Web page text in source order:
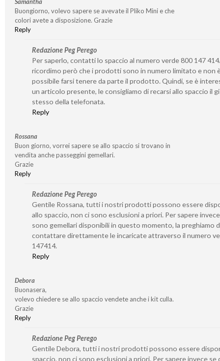
Buongiorno, volevo sapere se avevate il Pliko Mini e che
colori avete a disposizione. Grazie
Reply
Redazione Peg Perego
Per saperlo, contatti lo spaccio al numero verde 800 147
ricordimo però che i prodotti sono in numero limitato e non
possibile farsi tenere da parte il prodotto. Quindi, se è
un articolo presente, le consigliamo di recarsi allo spaccio il
stesso della telefonata.
Reply
Rossana
Buon giorno, vorrei sapere se allo spaccio si trovano in
vendita anche passeggini gemellari.
Grazie
Reply
Redazione Peg Perego
Gentile Rossana, tutti i nostri prodotti possono essere
allo spaccio, non ci sono esclusioni a priori. Per sapere
sono gemellari disponibili in questo momento, la preghiamo
contattare direttamente le incaricate attraverso il numero
147414.
Reply
Debora
Buonasera,
volevo chiedere se allo spaccio vendete anche i kit culla.
Grazie
Reply
Redazione Peg Perego
Gentile Debora, tutti i nostri prodotti possono essere
spaccio, non ci sono esclusioni a priori. Per sapere invece se